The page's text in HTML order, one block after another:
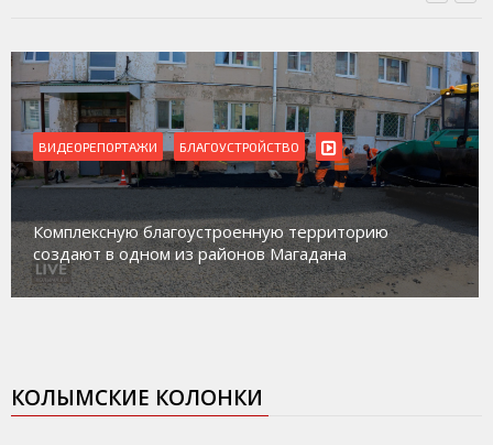
ВИДЕОРЕПОРТАЖИ БЛАГОУСТРОЙСТВО
Комплексную благоустроенную территорию
создают в одном из районов Магадана
КОЛЫМСКИЕ КОЛОНКИ